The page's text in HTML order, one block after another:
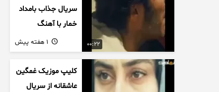
00:22
سریال جذاب بامداد
خمار با آهنگ
عاشقانه
کلیپ موزیک غمگین
عاشقانه از سریال